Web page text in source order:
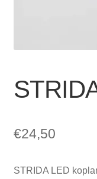
€24,50
STRIDA LED